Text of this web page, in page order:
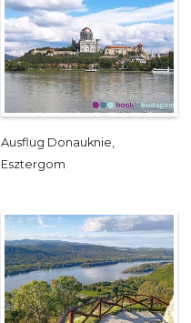
Ausflug Donauknie,
Esztergom